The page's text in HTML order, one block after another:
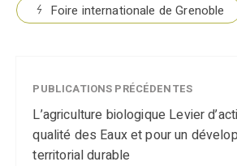
Foire internationale de Grenoble
PUBLICATIONS PRÉCÉDENTES
L’agriculture biologique Levier
qualité des Eaux et pour un
territorial durable